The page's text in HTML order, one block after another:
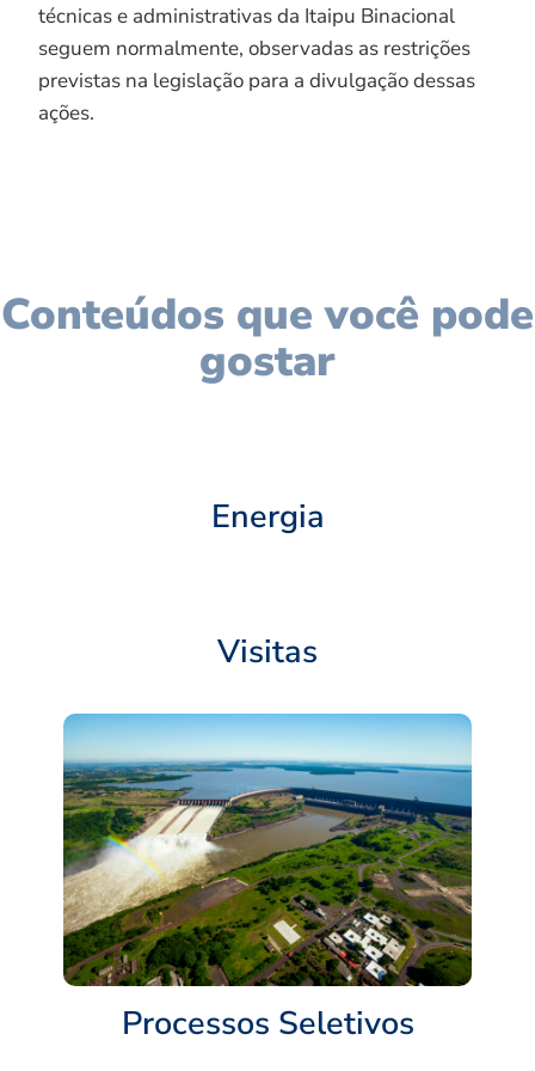
técnicas e administrativas da Itaipu Binacional
seguem normalmente, observadas as restrições
previstas na legislação para a divulgação dessas
ações.
Conteúdos que você pode
gostar
Energia
Visitas
Processos Seletivos